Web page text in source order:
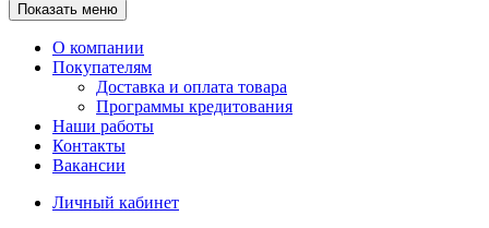
Показать меню
О компании
Покупателям
Доставка и оплата товара
Программы кредитования
Наши работы
Контакты
Вакансии
Личный кабинет